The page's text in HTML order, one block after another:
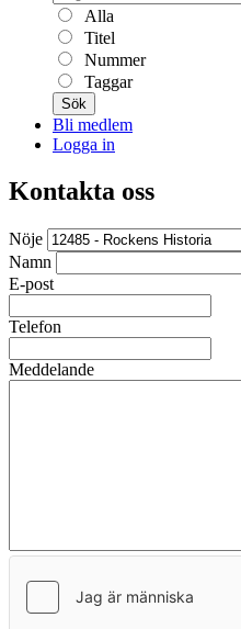
Alla
Titel
Nummer
Taggar
Sök
Bli medlem
Logga in
Kontakta oss
Nöje
Namn
E-post
Telefon
Meddelande